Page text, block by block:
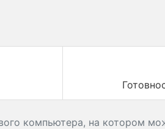
компьютера, на котором